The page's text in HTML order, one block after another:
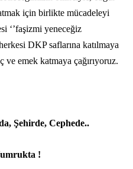
için birlikte mücadeleyi
‘’faşizmi yeneceğiz
DKP saflarına katılmaya
ve emek katmaya çağırıyoruz.
Şehirde, Cephede..
!